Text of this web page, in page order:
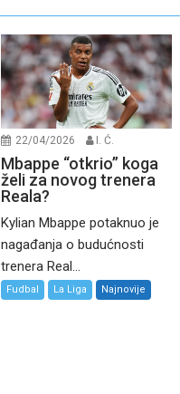
22/04/2026 I. Ć.
Mbappe “otkrio” koga
želi za novog trenera
Reala?
Kylian Mbappe potaknuo je
nagađanja o budućnosti
trenera Real...
Fudbal La Liga Najnovije